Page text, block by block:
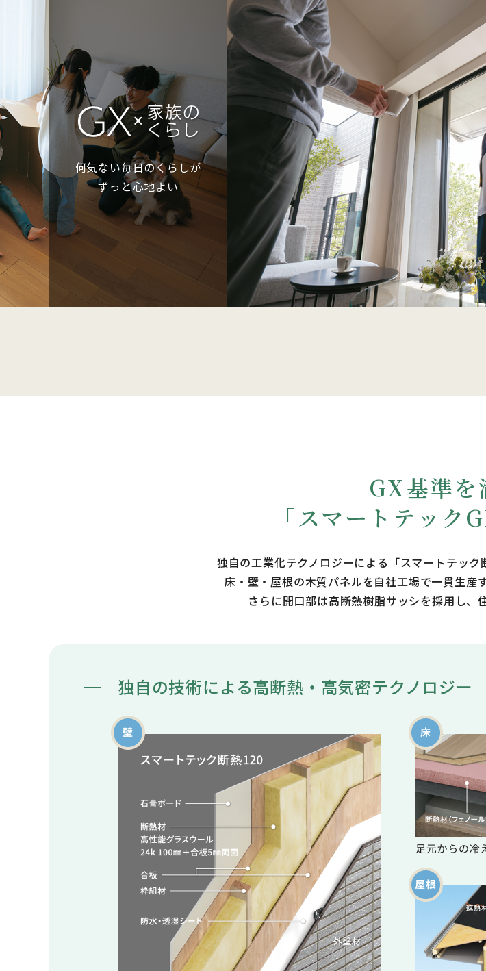
を想定。＊0時に22°Cでエアコンを切った場合の室温変化を表しま
件）面稜105.37㎡・東京都・開口率7.89%・SMART STYLE 2階
ックGXプラス仕様
健康的な暮らしに貢献
何気ない毎日のくらしが
ずっと心地よい
GX基準を
「スマートテック
独自の工業化テクノロジーによる「スマートテック
床・壁・屋根の木質パネルを自社工場で一貫生産
さらに開口部は高断熱樹脂サッシを採用し、
独⾃の技術による⾼断熱・⾼気密テクノロジー